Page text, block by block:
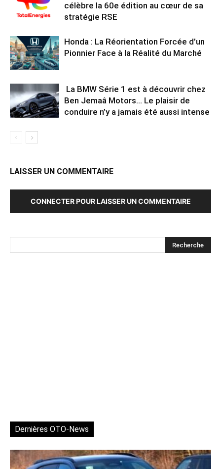
célèbre la 60e édition au cœur de sa
stratégie RSE
Honda : La Réorientation Forcée d’un
Pionnier Face à la Réalité du Marché
La BMW Série 1 est à découvrir chez
Ben Jemaâ Motors… Le plaisir de
conduire n’y a jamais été aussi intense
LAISSER UN COMMENTAIRE
CONNECTER POUR LAISSER UN COMMENTAIRE
Dernières OTO-News